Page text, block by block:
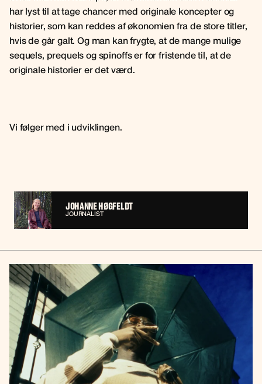
har lyst til at tage chancer med originale koncepter og
historier, som kan reddes af økonomien fra de store titler,
hvis de går galt. Og man kan frygte, at de mange mulige
sequels, prequels og spinoffs er for fristende til, at de
originale historier er det værd.
Vi følger med i udviklingen.
JOHANNE HØGFELDT
JOURNALIST